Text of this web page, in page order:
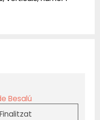
Besalú
Finalitzat